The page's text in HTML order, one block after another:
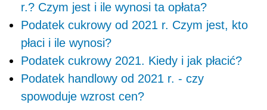
r.? Czym jest i ile wynosi ta opłata?
Podatek cukrowy od 2021 r. Czym jest, kto
płaci i ile wynosi?
Podatek cukrowy 2021. Kiedy i jak płacić?
Podatek handlowy od 2021 r. - czy
spowoduje wzrost cen?